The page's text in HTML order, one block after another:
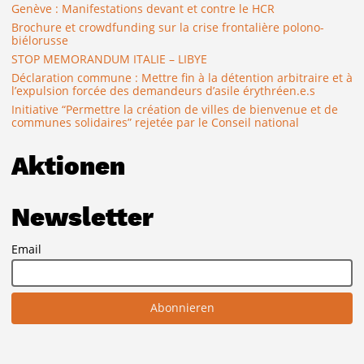
Genève : Manifestations devant et contre le HCR
Brochure et crowdfunding sur la crise frontalière polono-
biélorusse
STOP MEMORANDUM ITALIE – LIBYE
Déclaration commune : Mettre fin à la détention arbitraire et à
l’expulsion forcée des demandeurs d’asile érythréen.e.s
Initiative “Permettre la création de villes de bienvenue et de
communes solidaires” rejetée par le Conseil national
Aktionen
Newsletter
Email